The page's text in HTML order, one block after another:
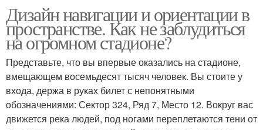
Дизайн навигации и ориентации в
пространстве. Как не заблудиться
на огромном стадионе?
Представьте, что вы впервые оказались на стадионе,
вмещающем восемьдесят тысяч человек. Вы стоите у
входа, держа в руках билет с непонятными
обозначениями: Сектор 324, Ряд 7, Место 12. Вокруг вас
движется река людей, под ногами переплетаются тени от